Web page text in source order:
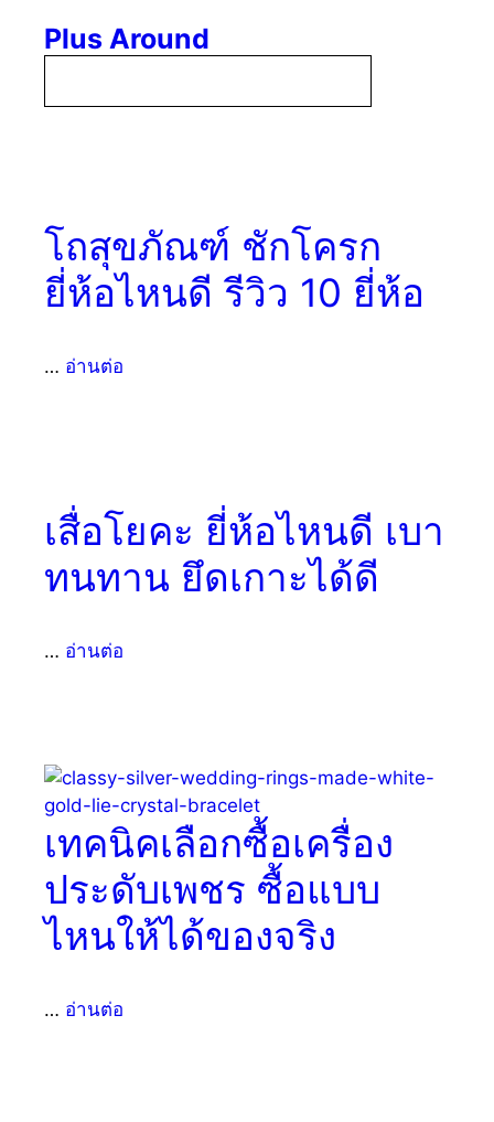
Plus Around
โถสุขภัณฑ์ ชักโครก
ยี่ห้อไหนดี รีวิว 10 ยี่ห้อ
… อ่านต่อ
เสื่อโยคะ ยี่ห้อไหนดี เบา
ทนทาน ยึดเกาะได้ดี
… อ่านต่อ
เทคนิคเลือกซื้อเครื่อง
ประดับเพชร ซื้อแบบ
ไหนให้ได้ของจริง
… อ่านต่อ